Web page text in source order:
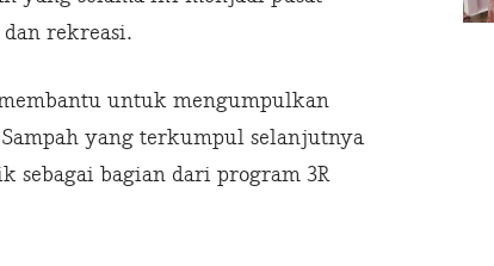
rekreasi.
untuk mengumpulkan
yang terkumpul selanjutnya
sebagai bagian dari program 3R